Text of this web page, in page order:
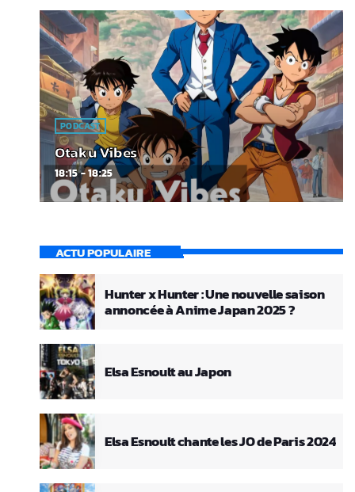
PODCAST
Otaku Vibes
18:15 - 18:25
ACTU POPULAIRE
Hunter x Hunter : Une nouvelle saison
annoncée à Anime Japan 2025 ?
Elsa Esnoult au Japon
Elsa Esnoult chante les JO de Paris 2024